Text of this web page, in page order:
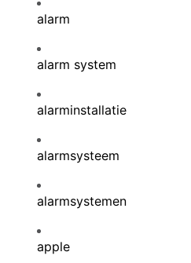
alarm
alarm system
alarminstallatie
alarmsysteem
alarmsystemen
apple